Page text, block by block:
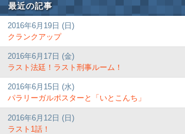
最近の記事
2016年6月19日 (日)
クランクアップ
2016年6月17日 (金)
ラスト法廷！ラスト刑事ルーム！
2016年6月15日 (水)
パラリーガルポスターと「いとこんち」
2016年6月12日 (日)
ラスト1話！